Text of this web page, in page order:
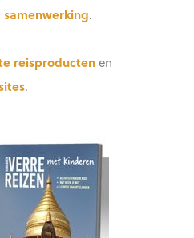
samenwerking.
reisproductenen
.